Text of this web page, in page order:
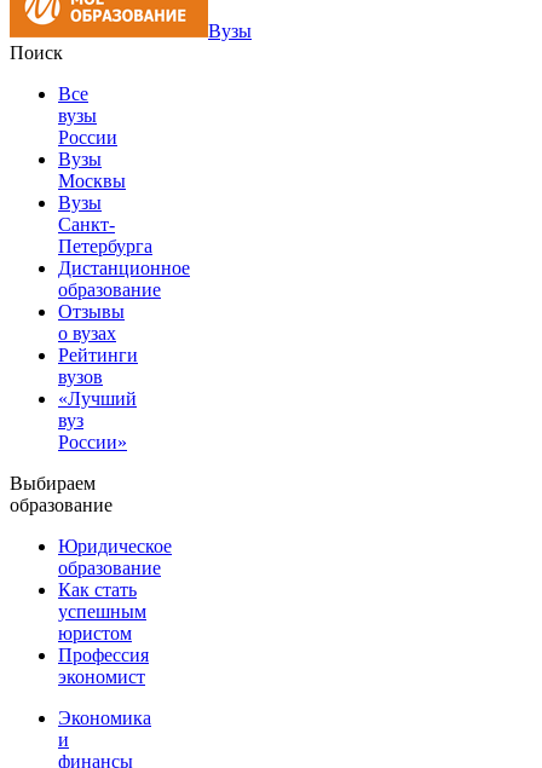
Вузы
Поиск
Все
вузы
России
Вузы
Москвы
Вузы
Санкт-
Петербурга
Дистанционное
образование
Отзывы
о вузах
Рейтинги
вузов
«Лучший
вуз
России»
Выбираем
образование
Юридическое
образование
Как стать
успешным
юристом
Профессия
экономист
Экономика
и
финансы